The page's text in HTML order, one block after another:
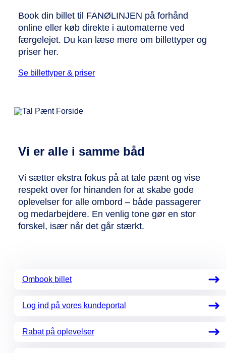
Book din billet til FANØLINJEN på forhånd
online eller køb direkte i automaterne ved
færgelejet. Du kan læse mere om billettyper og
priser her.
Se billettyper & priser
Vi er alle i samme båd
Vi sætter ekstra fokus på at tale pænt og vise
respekt over for hinanden for at skabe gode
oplevelser for alle ombord – både passagerer
og medarbejdere. En venlig tone gør en stor
forskel, især når det går stærkt.
Ombook billet
Log ind på vores kundeportal
Rabat på oplevelser